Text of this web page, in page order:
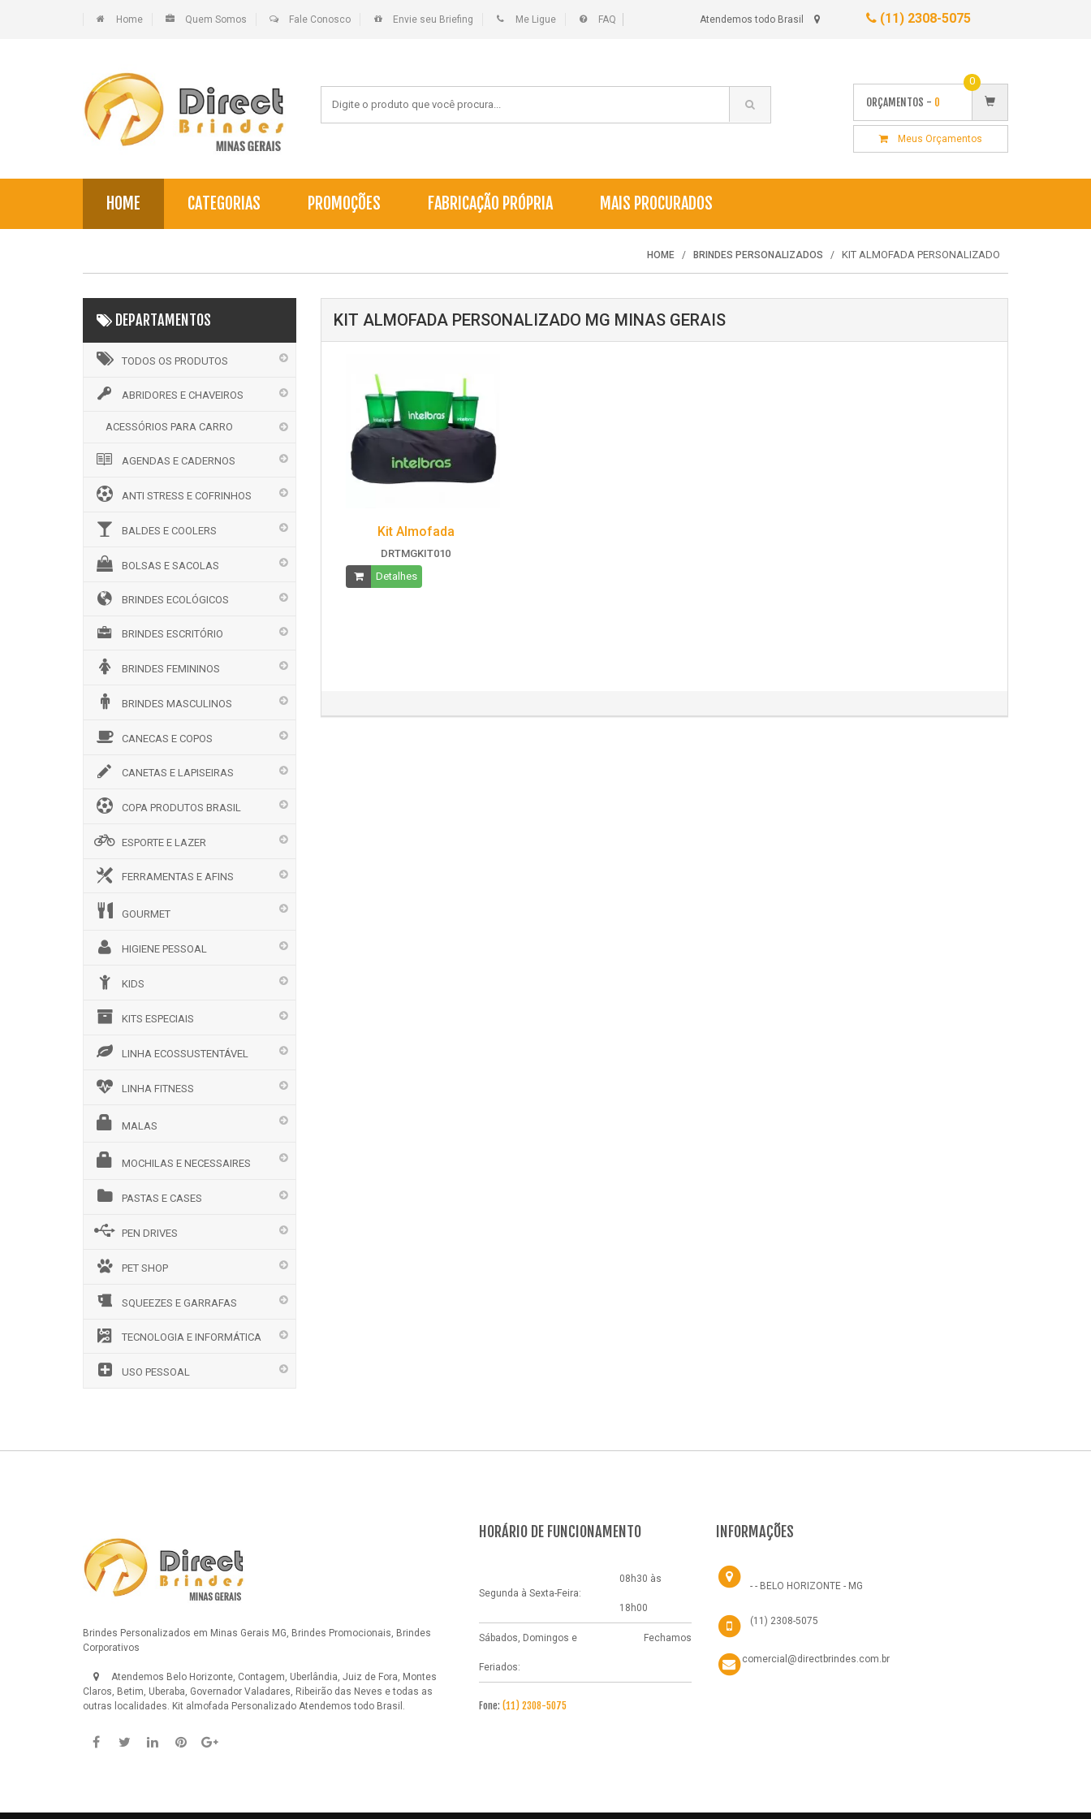
Home Quem Somos Fale Conosco Envie seu Briefing Me Ligue FAQ Atendemos todo Brasil (11) 2308-5075
ORÇAMENTOS - 0
0
Meus Orçamentos
HOME CATEGORIAS PROMOÇÕES FABRICAÇÃO PRÓPRIA MAIS PROCURADOS
HOME BRINDES PERSONALIZADOS KIT ALMOFADA PERSONALIZADO
DEPARTAMENTOS
TODOS OS PRODUTOS
ABRIDORES E CHAVEIROS
ACESSÓRIOS PARA CARRO
AGENDAS E CADERNOS
ANTI STRESS E COFRINHOS
BALDES E COOLERS
BOLSAS E SACOLAS
BRINDES ECOLÓGICOS
BRINDES ESCRITÓRIO
BRINDES FEMININOS
BRINDES MASCULINOS
CANECAS E COPOS
CANETAS E LAPISEIRAS
COPA PRODUTOS BRASIL
ESPORTE E LAZER
FERRAMENTAS E AFINS
GOURMET
HIGIENE PESSOAL
KIDS
KITS ESPECIAIS
LINHA ECOSSUSTENTÁVEL
LINHA FITNESS
MALAS
MOCHILAS E NECESSAIRES
PASTAS E CASES
PEN DRIVES
PET SHOP
SQUEEZES E GARRAFAS
TECNOLOGIA E INFORMÁTICA
USO PESSOAL
KIT ALMOFADA PERSONALIZADO MG MINAS GERAIS
Kit Almofada
DRTMGKIT010
Detalhes
Brindes Personalizados em Minas Gerais MG, Brindes Promocionais, Brindes
Corporativos
Atendemos Belo Horizonte, Contagem, Uberlândia, Juiz de Fora, Montes
Claros, Betim, Uberaba, Governador Valadares, Ribeirão das Neves e todas as
outras localidades. Kit almofada Personalizado Atendemos todo Brasil.
HORÁRIO DE FUNCIONAMENTO
Segunda à Sexta-Feira:
08h30 às
18h00
Sábados, Domingos e
Feriados:
Fechamos
Fone: (11) 2308-5075
INFORMAÇÕES
- - BELO HORIZONTE - MG
(11) 2308-5075
comercial@directbrindes.com.br